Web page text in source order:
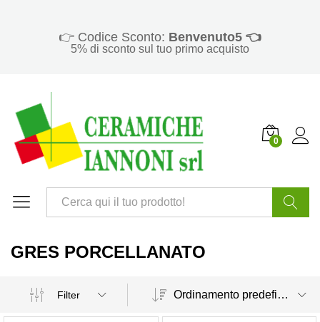
👉 Codice Sconto: Benvenuto5 👈
5% di sconto sul tuo primo acquisto
0
GRES PORCELLANATO
Filter Ordinamento predefinito